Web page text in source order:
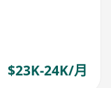
$23K-24K/月